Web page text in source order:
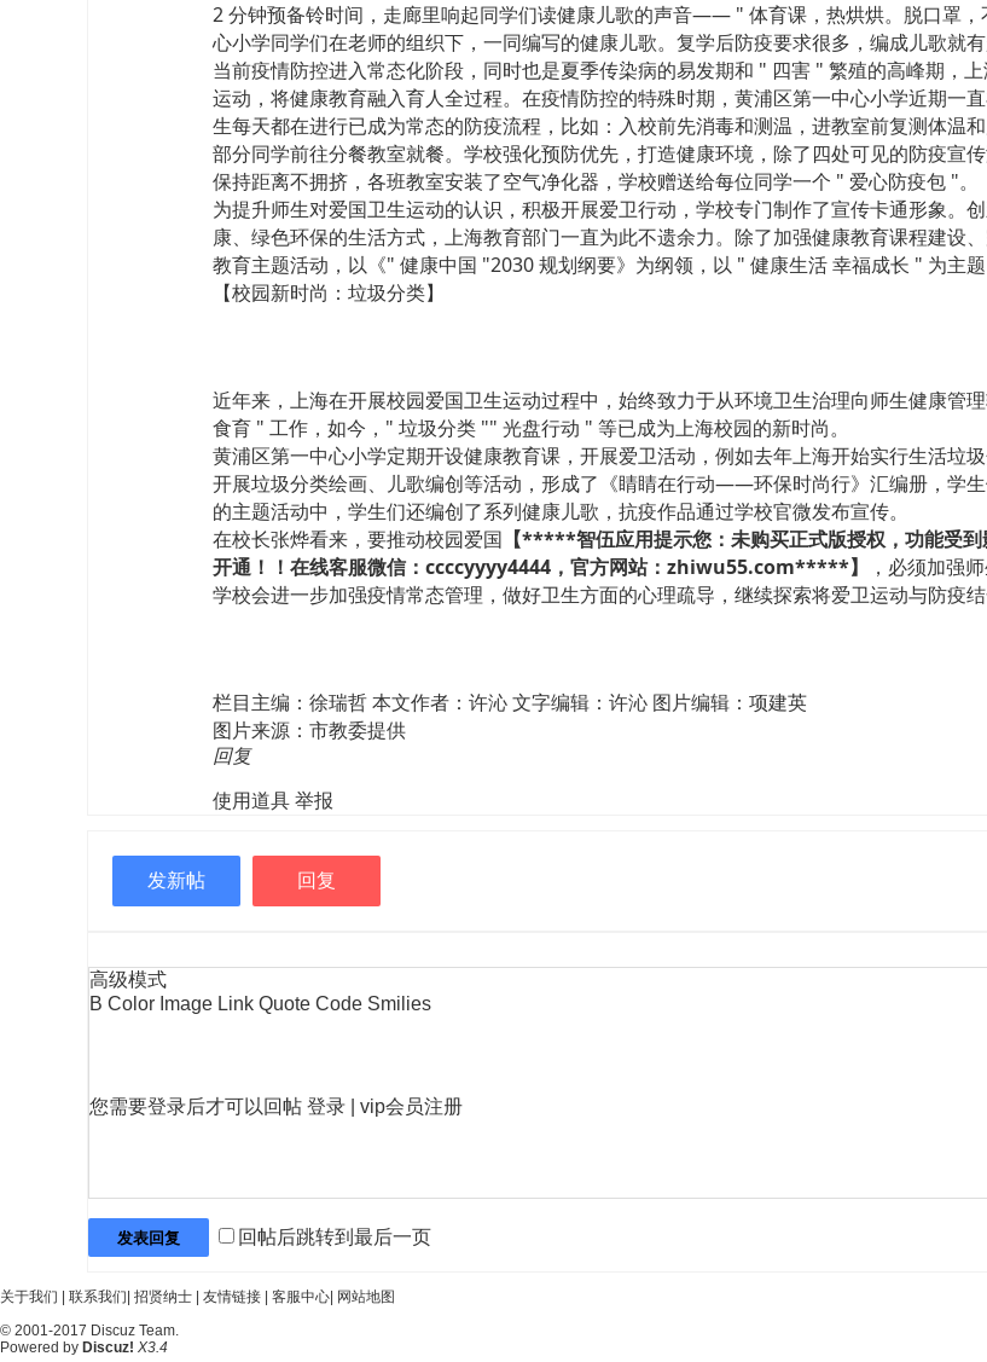
2 分钟预备铃时间，走廊里响起同学们读健康儿歌的声音—— " 体育课，热烘烘。脱口罩
心小学同学们在老师的组织下，一同编写的健康儿歌。复学后防疫要求很多，编成儿歌就有
当前疫情防控进入常态化阶段，同时也是夏季传染病的易发期和 " 四害 " 繁殖的高峰期，
运动，将健康教育融入育人全过程。在疫情防控的特殊时期，黄浦区第一中心小学近期
生每天都在进行已成为常态的防疫流程，比如：入校前先消毒和测温，进教室前复测体温
部分同学前往分餐教室就餐。学校强化预防优先，打造健康环境，除了四处可见的防疫宣
保持距离不拥挤，各班教室安装了空气净化器，学校赠送给每位同学一个 " 爱心防疫包 "。
为提升师生对爱国卫生运动的认识，积极开展爱卫行动，学校专门制作了宣传卡通形象。
康、绿色环保的生活方式，上海教育部门一直为此不遗余力。除了加强健康教育课程建设
教育主题活动，以《" 健康中国 "2030 规划纲要》为纲领，以 " 健康生活 幸福成长 " 为主
【校园新时尚：垃圾分类】
近年来，上海在开展校园爱国卫生运动过程中，始终致力于从环境卫生治理向师生健康管
食育 " 工作，如今，" 垃圾分类 "" 光盘行动 " 等已成为上海校园的新时尚。
黄浦区第一中心小学定期开设健康教育课，开展爱卫活动，例如去年上海开始实行生活垃
开展垃圾分类绘画、儿歌编创等活动，形成了《睛睛在行动——环保时尚行》汇编册，学
的主题活动中，学生们还编创了系列健康儿歌，抗疫作品通过学校官微发布宣传。
在校长张烨看来，要推动校园爱国 【*****智伍应用提示您：未购买正式版授权，功能受
开通！！在线客服微信：ccccyyyy4444，官方网站：zhiwu55.com*****】
，必须加强
学校会进一步加强疫情常态管理，做好卫生方面的心理疏导，继续探索将爱卫运动与防疫
栏目主编：徐瑞哲 本文作者：许沁 文字编辑：许沁 图片编辑：项建英
图片来源：市教委提供
回复
使用道具 举报
发新帖 回复
高级模式
B Color Image Link Quote Code Smilies
您需要登录后才可以回帖 登录 vip会员注册
发表回复 回帖后跳转到最后一页
关于我们 联系我们 招贤纳士 友情链接 客服中心 网站地图
© 2001-2017 Discuz Team.
Powered by Discuz! X3.4